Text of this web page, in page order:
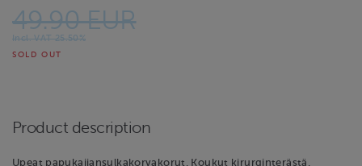
49.90 EUR
Incl. VAT 25.50%
SOLD OUT
Product description
Upeat papukaijansulkakorvakorut. Koukut kirurginterästä.